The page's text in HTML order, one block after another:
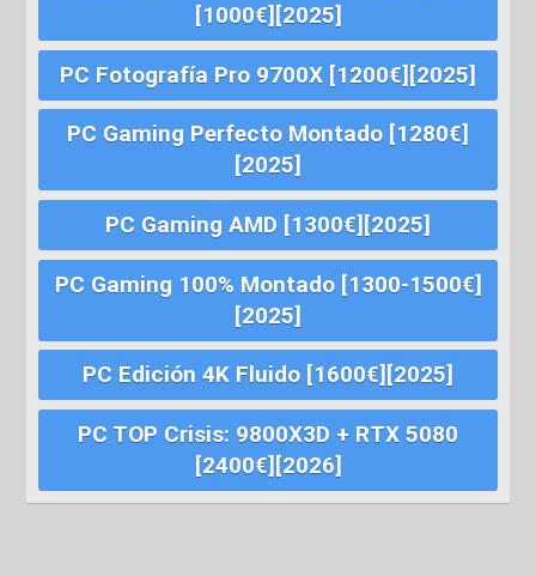
[1000€][2025]
PC Fotografía Pro 9700X [1200€][2025]
PC Gaming Perfecto Montado [1280€]
[2025]
PC Gaming AMD [1300€][2025]
PC Gaming 100% Montado [1300-1500€]
[2025]
PC Edición 4K Fluido [1600€][2025]
PC TOP Crisis: 9800X3D + RTX 5080
[2400€][2026]